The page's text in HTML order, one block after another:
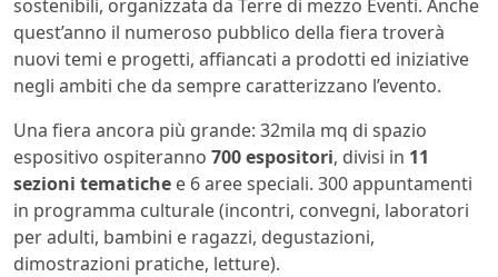
sostenibili, organizzata da Terre di mezzo Eventi. Anche
quest’anno il numeroso pubblico della fiera troverà
nuovi temi e progetti, affiancati a prodotti ed iniziative
negli ambiti che da sempre caratterizzano l’evento.
Una fiera ancora più grande: 32mila mq di spazio
espositivo ospiteranno 700 espositori, divisi in 11
sezioni tematiche e 6 aree speciali. 300 appuntamenti
in programma culturale (incontri, convegni, laboratori
per adulti, bambini e ragazzi, degustazioni,
dimostrazioni pratiche, letture).